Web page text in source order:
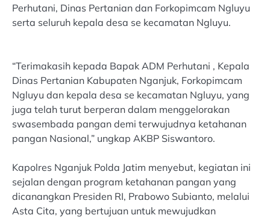
Perhutani, Dinas Pertanian dan Forkopimcam Ngluyu
serta seluruh kepala desa se kecamatan Ngluyu.
“Terimakasih kepada Bapak ADM Perhutani , Kepala
Dinas Pertanian Kabupaten Nganjuk, Forkopimcam
Ngluyu dan kepala desa se kecamatan Ngluyu, yang
juga telah turut berperan dalam menggelorakan
swasembada pangan demi terwujudnya ketahanan
pangan Nasional,” ungkap AKBP Siswantoro.
Kapolres Nganjuk Polda Jatim menyebut, kegiatan ini
sejalan dengan program ketahanan pangan yang
dicanangkan Presiden RI, Prabowo Subianto, melalui
Asta Cita, yang bertujuan untuk mewujudkan